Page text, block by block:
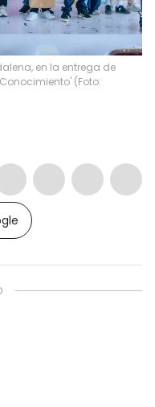
en la entrega de
(Foto: